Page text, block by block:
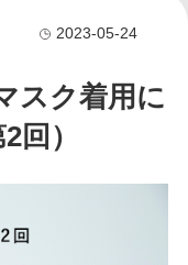
2023-05-24
スク着用に
回）